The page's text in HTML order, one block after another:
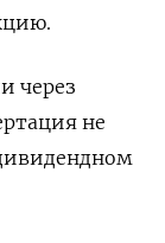
через
не